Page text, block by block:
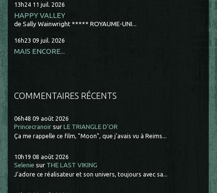
13h24 11 juil. 2026
HAPPY VALLEY
de Sally Wainwright ***** ROYAUME-UNI...
16h23 09 juil. 2026
MAIS ENCORE...
COMMENTAIRES RÉCENTS
06h48 09 août 2026
Princecranoir surLE TRIANGLE D'OR
Ça me rappelle ce film, "Moon", que j'avais vu à Reims...
10h19 08 août 2026
Selenie sur THE LAST VIKING
J'adore ce réalisateur et son univers, toujours avec sa...